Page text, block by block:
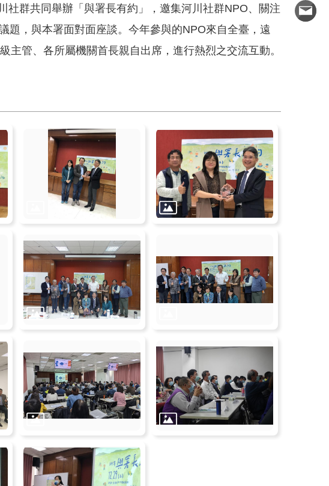
群共同舉辦「與署長有約」，邀集河川社群NPO、關注
題，與本署面對面座談。今年參與的NPO來自全臺，遠
主管、各所屬機關首長親自出席，進行熱烈之交流互動。